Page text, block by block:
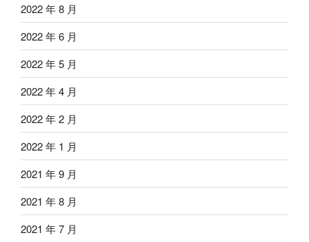
2022 年 8 月
2022 年 6 月
2022 年 5 月
2022 年 4 月
2022 年 2 月
2022 年 1 月
2021 年 9 月
2021 年 8 月
2021 年 7 月